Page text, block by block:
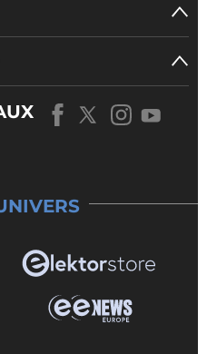
de référence pour l’amplificateur
(Source : Diodes Incorporated)